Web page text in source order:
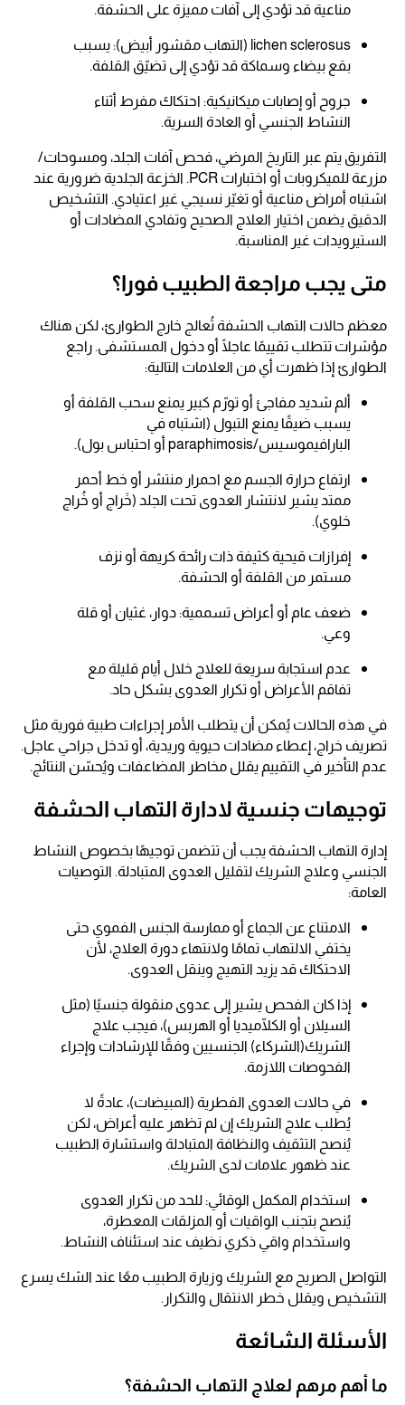
مناعية قد تؤدي إلى آفات مميزة على الحشفة.
lichen sclerosus (التهاب مقشور أبيض): يسبب
بقع بيضاء وسماكة قد تؤدي إلى تضيّق القلفة.
جروح أو إصابات ميكانيكية: احتكاك مفرط أثناء
النشاط الجنسي أو العادة السرية.
التفريق يتم عبر التاريخ المرضي، فحص آفات الجلد، ومسوحات/
مزرعة للميكروبات أو اختبارات PCR. الخزعة الجلدية ضرورية عند
اشتباه أمراض مناعية أو تغيّر نسيجي غير اعتيادي. التشخيص
الدقيق يضمن اختيار العلاج الصحيح وتفادي المضادات أو
الستيرويدات غير المناسبة.
متى يجب مراجعة الطبيب فورا؟
معظم حالات التهاب الحشفة تُعالج خارج الطوارئ، لكن هناك
مؤشرات تتطلب تقييمًا عاجلًا أو دخول المستشفى. راجع
الطوارئ إذا ظهرت أي من العلامات التالية:
ألم شديد مفاجئ أو تورّم كبير يمنع سحب القلفة أو
يسبب ضيقًا يمنع التبول (اشتباه في
البارافيموسيس/paraphimosis أو احتباس بول).
ارتفاع حرارة الجسم مع احمرار منتشر أو خط أحمر
ممتد يشير لانتشار العدوى تحت الجلد (خَراج أو خُراج
خلوي).
إفرازات قيحية كثيفة ذات رائحة كريهة أو نزف
مستمر من القلفة أو الحشفة.
ضعف عام أو أعراض تسممية: دوار، غثيان أو قلة
وعي.
عدم استجابة سريعة للعلاج خلال أيام قليلة مع
تفاقم الأعراض أو تكرار العدوى بشكل حاد.
في هذه الحالات يُمكن أن يتطلب الأمر إجراءات طبية فورية مثل
تصريف خراج، إعطاء مضادات حيوية وريدية، أو تدخل جراحي عاجل.
عدم التأخير في التقييم يقلل مخاطر المضاعفات ويُحسّن النتائج.
توجيهات جنسية لادارة التهاب الحشفة
إدارة التهاب الحشفة يجب أن تتضمن توجيهًا بخصوص النشاط
الجنسي وعلاج الشريك لتقليل العدوى المتبادلة. التوصيات
العامة:
الامتناع عن الجماع أو ممارسة الجنس الفموي حتى
يختفي الالتهاب تمامًا ولانتهاء دورة العلاج، لأن
الاحتكاك قد يزيد التهيج وينقل العدوى.
إذا كان الفحص يشير إلى عدوى منقولة جنسيًا (مثل
السيلان أو الكلّاميديا أو الهربس)، فيجب علاج
الشريك(الشركاء) الجنسيين وفقًا للإرشادات وإجراء
الفحوصات اللازمة.
في حالات العدوى الفطرية (المبيضات)، عادةً لا
يُطلب علاج الشريك إن لم تظهر عليه أعراض، لكن
يُنصح التثقيف والنظافة المتبادلة واستشارة الطبيب
عند ظهور علامات لدى الشريك.
استخدام المكمل الوقائي: للحد من تكرار العدوى
يُنصح بتجنب الواقيات أو المزلقات المعطرة،
واستخدام واقي ذكري نظيف عند استئناف النشاط.
التواصل الصريح مع الشريك وزيارة الطبيب معًا عند الشك يسرع
التشخيص ويقلل خطر الانتقال والتكرار.
الأسئلة الشائعة
ما أهم مرهم لعلاج التهاب الحشفة؟